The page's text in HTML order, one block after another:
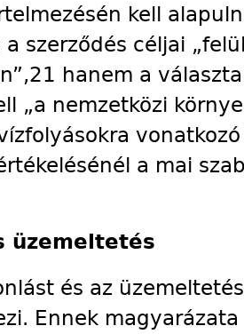
kell
a szerződés céljai
hanem a
„a nemzetközi
a mai
üzemeltetés
és az
Ennek